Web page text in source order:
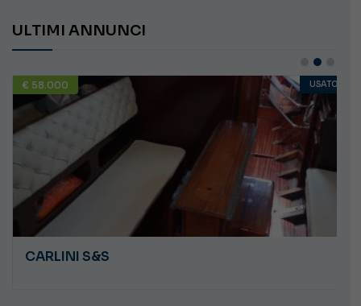
ULTIMI ANNUNCI
€ 58.000 USATO
CARLINI S&S